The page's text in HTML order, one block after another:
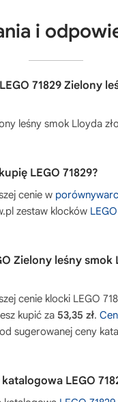
i
71829 Zielony
leśny smok Lloyda
LEGO 71829?
cenie w
zestaw klocków
Zielony leśny smok
cenie klocki LEGO
kupić za 53,35 zł.
sugerowanej ceny
LEGO